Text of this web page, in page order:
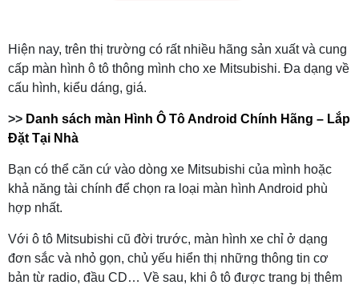
Hiện nay, trên thị trường có rất nhiều hãng sản xuất và cung
cấp màn hình ô tô thông mình cho xe Mitsubishi. Đa dạng về
cấu hình, kiểu dáng, giá.
>> Danh sách màn Hình Ô Tô Android Chính Hãng – Lắp
Đặt Tại Nhà
Bạn có thể căn cứ vào dòng xe Mitsubishi của mình hoặc
khả năng tài chính để chọn ra loại màn hình Android phù
hợp nhất.
Với ô tô Mitsubishi cũ đời trước, màn hình xe chỉ ở dạng
đơn sắc và nhỏ gọn, chủ yếu hiển thị những thông tin cơ
bản từ radio, đầu CD… Về sau, khi ô tô được trang bị thêm